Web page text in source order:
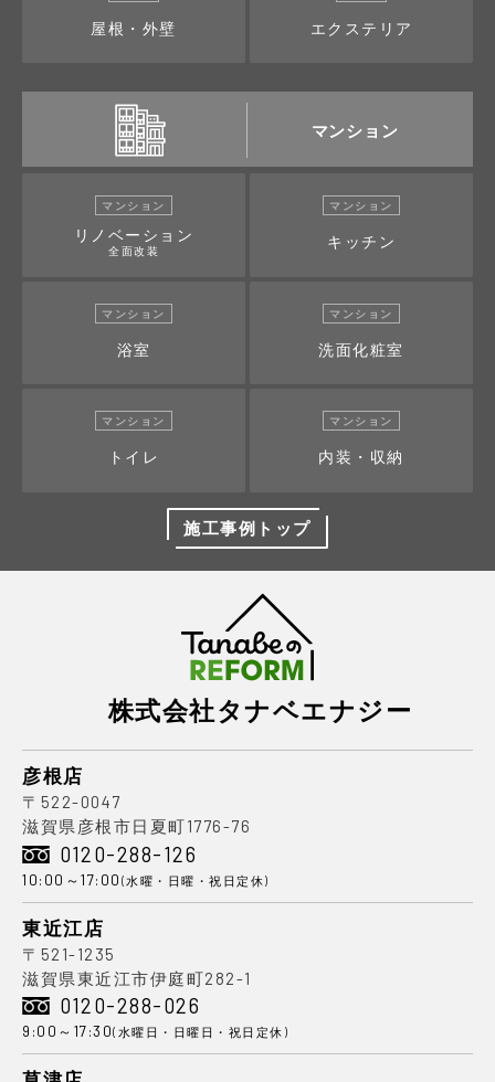
屋根・外壁 エクステリア
マンション
マンション
リノベーション
全面改装
マンション
キッチン
マンション
浴室
マンション
洗面化粧室
マンション
トイレ
マンション
内装・収納
施工事例トップ
株式会社タナベエナジー
彦根店
〒522-0047
滋賀県彦根市日夏町1776-76
0120-288-126
10:00～17:00 (水曜・日曜・祝日定休)
東近江店
〒521-1235
滋賀県東近江市伊庭町282-1
0120-288-026
9:00～17:30(水曜日・日曜日・祝日定休)